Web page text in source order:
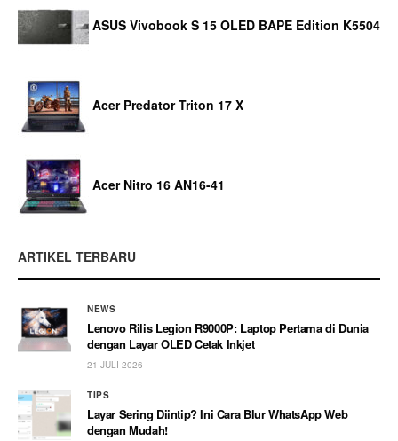
ASUS Vivobook S 15 OLED BAPE Edition K5504
Acer Predator Triton 17 X
Acer Nitro 16 AN16-41
ARTIKEL TERBARU
NEWS
Lenovo Rilis Legion R9000P: Laptop Pertama di Dunia
dengan Layar OLED Cetak Inkjet
21 JULI 2026
TIPS
Layar Sering Diintip? Ini Cara Blur WhatsApp Web
dengan Mudah!